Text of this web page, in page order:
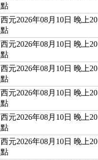
點
西元2026年08月10日 晚上20
點
西元2026年08月10日 晚上20
點
西元2026年08月10日 晚上20
點
西元2026年08月10日 晚上20
點
西元2026年08月10日 晚上20
點
西元2026年08月10日 晚上20
點